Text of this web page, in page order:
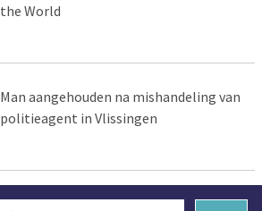
the World
Man aangehouden na mishandeling van
politieagent in Vlissingen